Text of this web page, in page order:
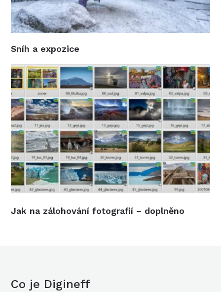
Sníh a expozice
Jak na zálohování fotografií – doplněno
Co je Digineff